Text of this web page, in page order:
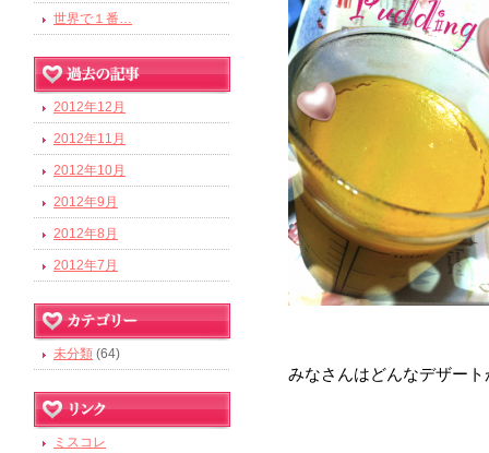
みなさんはどんなデザー
世界で１番…
2012年12月
2012年11月
2012年10月
2012年9月
2012年8月
2012年7月
未分類 (64)
ミスコレ